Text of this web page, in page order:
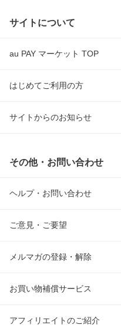
サイトについて
au PAY マーケット TOP
はじめてご利用の方
サイトからのお知らせ
その他・お問い合わせ
ヘルプ・お問い合わせ
ご意見・ご要望
メルマガの登録・解除
お買い物補償サービス
アフィリエイトのご紹介